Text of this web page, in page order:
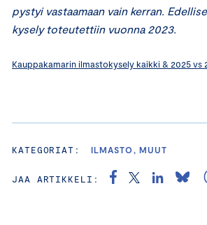
pystyi vastaamaan vain kerran.
kysely toteutettiin vuonna 2023.
Kauppakamarin ilmastokysely kaikki & 2025 vs
KATEGORIAT: ILMASTO, MUUT
JAA ARTIKKELI: